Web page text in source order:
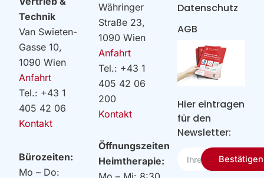
Technik
Van Swieten-
Gasse 10,
1090 Wien
Anfahrt
Tel.: +43 1
405 42 06
Kontakt
Bürozeiten:
Mo – Do:
Währinger
Straße 23,
1090 Wien
Anfahrt
Tel.: +43 1
405 42 06
200
Kontakt
Öffnungszeiten
Heimtherapie:
Hier eintragen
für den
Newsletter:
Email
Bestätigen
Datenschutz
AGB